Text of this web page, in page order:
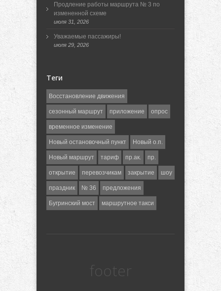
Продление работы маршрута № 3 по
измененной схеме
июля 31, 2026
Уважаемые пассажиры!
июля 29, 2026
Теги
Восстановление движения
сезонный маршрут приложение опрос
временное изменение
Новый остановочный пункт Новый о.п.
Новый маршрут тариф пр.ак. пр.
открытие перевозчикам закрытие шоу
праздник № 36 предложения
Бугринский мост маршрутное такси
footer